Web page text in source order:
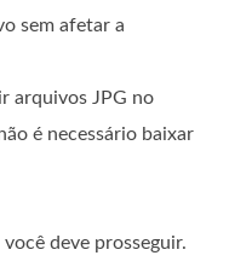
sem afetar a
arquivos JPG no
é necessário baixar
deve prosseguir.